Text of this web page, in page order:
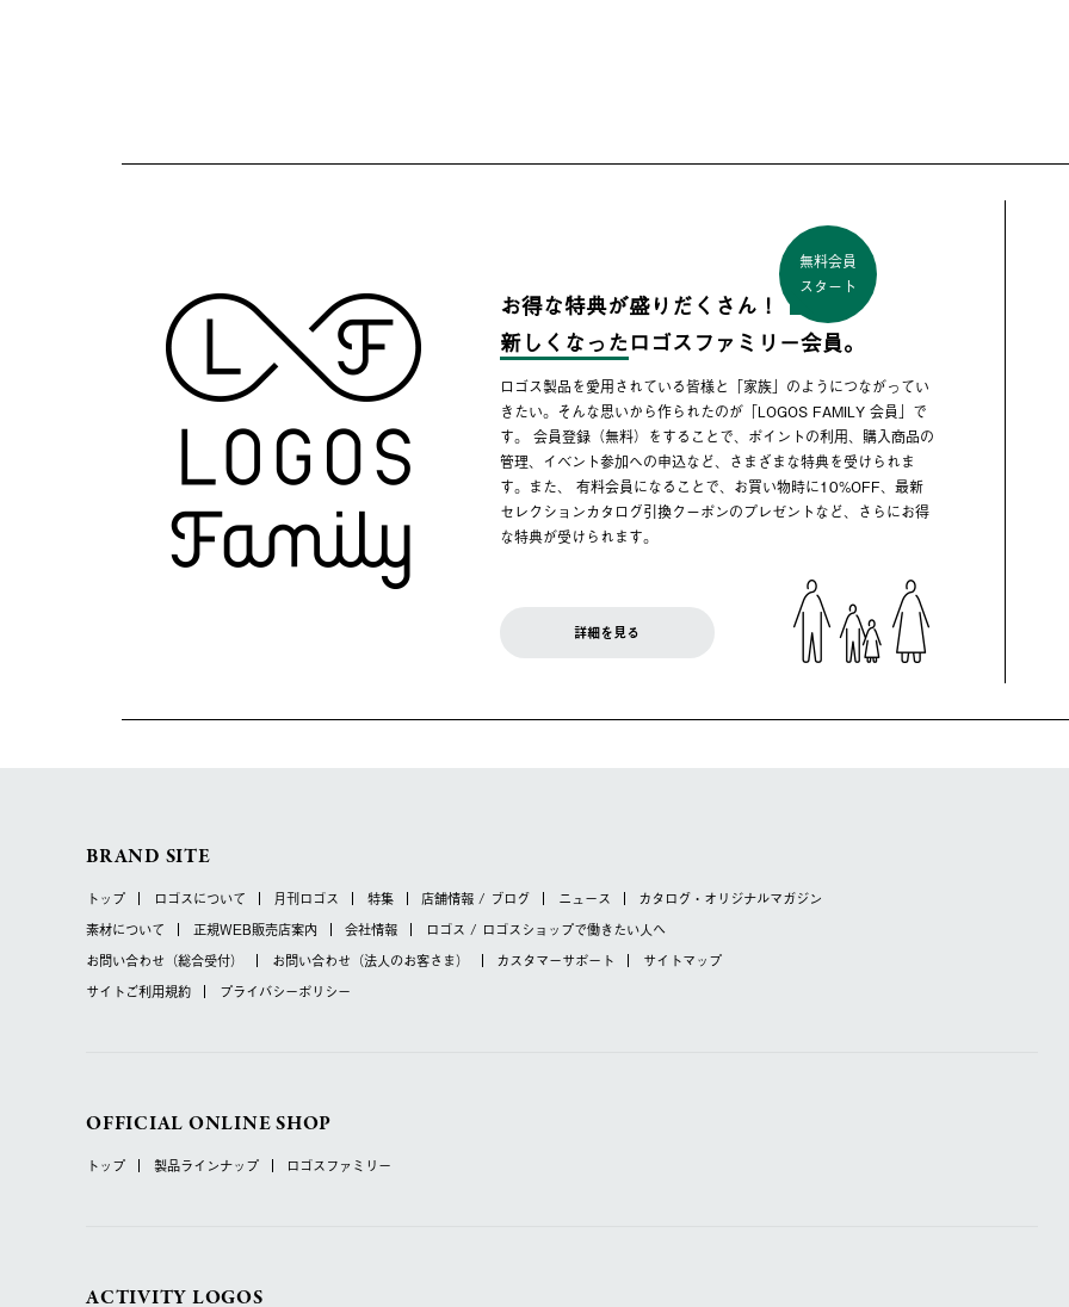
お得な特典が盛りだくさん！
無料会員
スタート
新しくなったロゴスファミリー会員。
ロゴス製品を愛用されている皆様と「家族」のようにつながってい
きたい。そんな思いから作られたのが「LOGOS FAMILY 会員」で
す。 会員登録（無料）をすることで、ポイントの利用、購入商品の
管理、イベント参加への申込など、さまざまな特典を受けられま
す。また、 有料会員になることで、お買い物時に10%OFF、最新
セレクションカタログ引換クーポンのプレゼントなど、さらにお得
な特典が受けられます。
詳細を見る
BRAND SITE
トップ ロゴスについて 月刊ロゴス 特集 店舗情報 / ブログ ニュース
カタログ・オリジナルマガジン
素材について
正規WEB販売店案内 会社情報 ロゴス / ロゴスショップで働きたい人へ
お問い合わせ （総合受付） お問い合わせ （法人のお客さま） カスタマーサポート
サイトマップ
サイトご利用規約
プライバシーポリシー
OFFICIAL ONLINE SHOP
トップ 製品ラインナップ ロゴスファミリー
ACTIVITY LOGOS